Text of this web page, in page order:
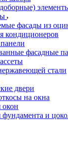
фасады из
кондиционеров
фасадные
стали
двери
на окна
и